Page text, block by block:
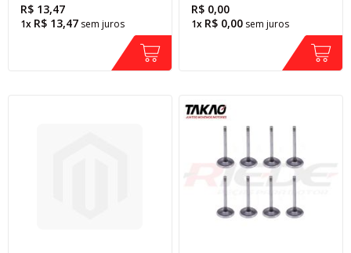
R$ 13,47
1x R$ 13,47 sem juros
R$ 0,00
1x R$ 0,00 sem juros